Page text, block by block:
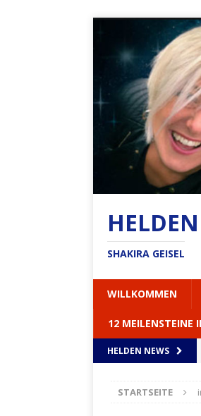
SHAKIRA GEISEL
WILLKOMMEN
12 MEILENSTEINE
HELDEN NEWS
STARTSEITE